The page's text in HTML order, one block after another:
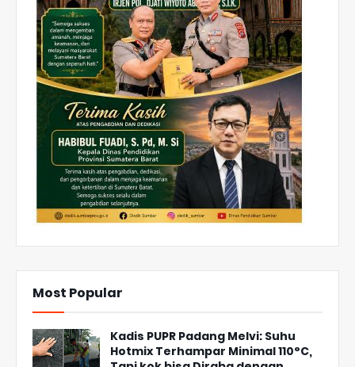
Most Popular
Kadis PUPR Padang Melvi: Suhu
Hotmix Terhampar Minimal 110°C,